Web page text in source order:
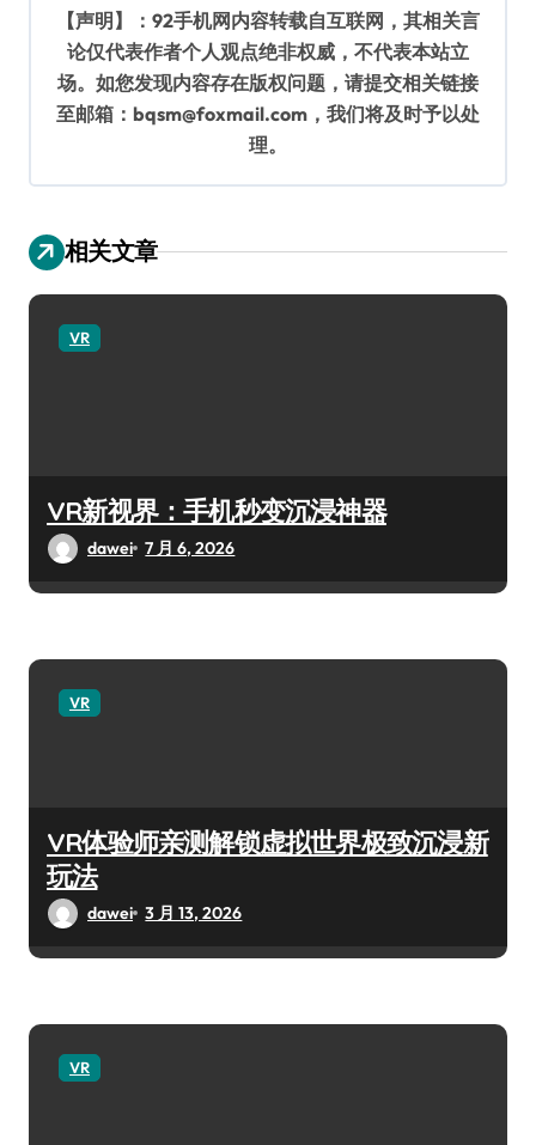
【声明】：92手机网内容转载自互联网，其相关言
论仅代表作者个人观点绝非权威，不代表本站立
场。如您发现内容存在版权问题，请提交相关链接
至邮箱：bqsm@foxmail.com，我们将及时予以处
理。
相关文章
VR
VR新视界：手机秒变沉浸神器
dawei 7 月 6, 2026
VR
VR体验师亲测解锁虚拟世界极致沉浸新
玩法
dawei 3 月 13, 2026
VR